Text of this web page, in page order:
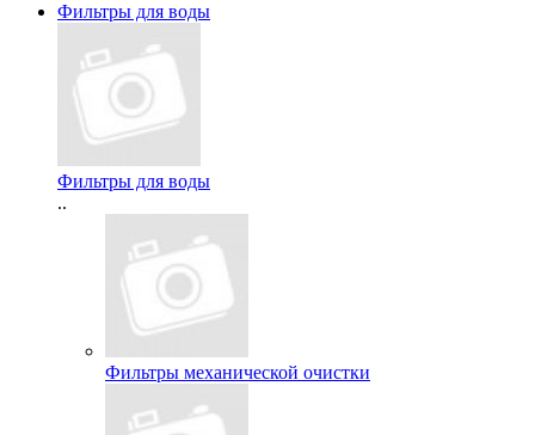
Фильтры для воды
Фильтры для воды
..
Фильтры механической очистки